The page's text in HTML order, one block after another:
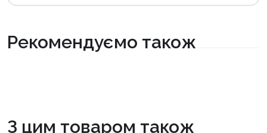
Рекомендуємо також
З цим товаром також